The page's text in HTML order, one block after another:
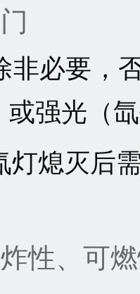
非必要，
强光（
灯熄灭后
性、可